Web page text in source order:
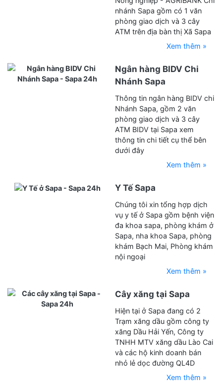
nhánh Sapa gồm có 1 văn
phòng giao dịch và 3 cây
ATM trên địa bàn thị Xã Sapa
Xem thêm »
Ngân hàng BIDV Chi
Nhánh Sapa
Thông tin ngân hàng BIDV chi
Nhánh Sapa, gồm 2 văn
phòng giao dịch và 3 cây
ATM BIDV tại Sapa xem
thông tin chi tiết cụ thể bên
dưới đây
Xem thêm »
Y Tế Sapa
Chúng tôi xin tổng hợp dịch
vụ y tế ở Sapa gồm bệnh viện
đa khoa sapa, phòng khám ở
Sapa, nha khoa Sapa, phòng
khám Bạch Mai, Phòng khám
nội ngoại
Xem thêm »
Cây xăng tại Sapa
Hiện tại ở Sapa đang có 2
Trạm xăng dầu gồm công ty
xăng Dầu Hải Yến, Công ty
TNHH MTV xăng dầu Lào Cai
và các hộ kinh doanh bán
nhỏ lẻ dọc đường QL4D
Xem thêm »